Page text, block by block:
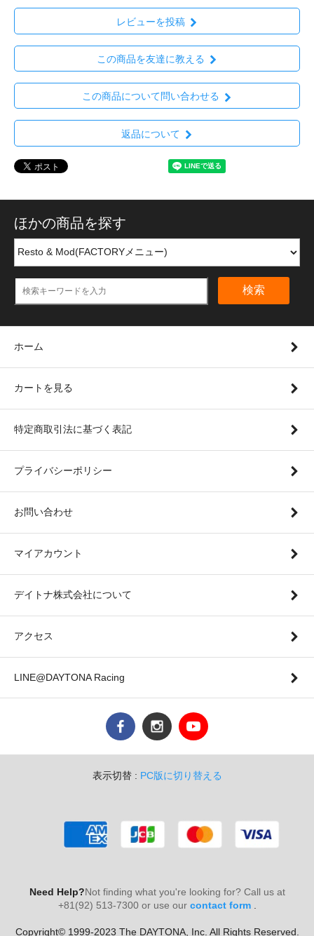
レビューを投稿
この商品を友達に教える
この商品について問い合わせる
返品について
ほかの商品を探す
検索
ホーム
カートを見る
特定商取引法に基づく表記
プライバシーポリシー
お問い合わせ
マイアカウント
デイトナ株式会社について
アクセス
LINE@DAYTONA Racing
表示切替 : PC版に切り替える
Need Help?Not finding what you're looking for? Call us at
+81(92) 513-7300 or use our contact form.
Copyright© 1999-2023 The DAYTONA, Inc. All Rights Reserved.